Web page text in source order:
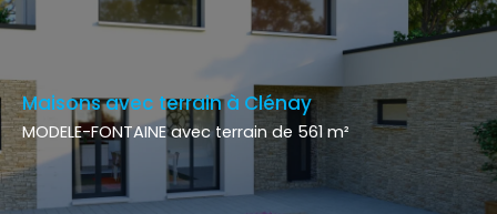
Maisons avec terrain à Clénay
MODELE-FONTAINE avec terrain de 561 m²